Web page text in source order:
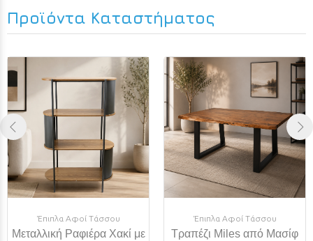
Προϊόντα Καταστήματος
Έπιπλα Αφοί Τάσσου
Μεταλλική Ραφιέρα Χακί με
Έπιπλα Αφοί Τάσσου
Τραπέζι Miles από Μασίφ